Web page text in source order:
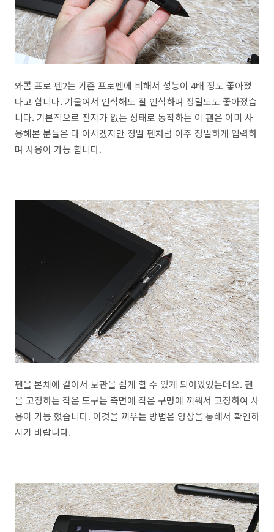
와콤 프로 펜2는 기존 프로펜에 비해서 성능이 4배 정도 좋아졌
다고 합니다. 기울여서 인식해도 잘 인식하며 정밀도도 좋아졌습
니다. 기본적으로 전지가 없는 상태로 동작하는 이 팬은 이미 사
용해본 분들은 다 아시겠지만 정말 펜처럼 아주 정밀하게 입력하
며 사용이 가능 합니다.
펜을 본체에 걸어서 보관을 쉽게 할 수 있게 되어있었는데요. 펜
을 고정하는 작은 도구는 측면에 작은 구멍에 끼워서 고정하여 사
용이 가능 했습니다. 이것을 끼우는 방법은 영상을 통해서 확인하
시기 바랍니다.